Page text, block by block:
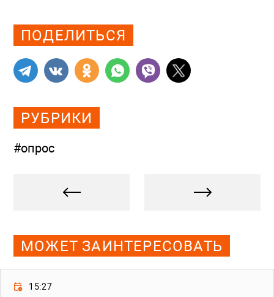
ПОДЕЛИТЬСЯ
РУБРИКИ
#опрос
МОЖЕТ ЗАИНТЕРЕСОВАТЬ
15:27